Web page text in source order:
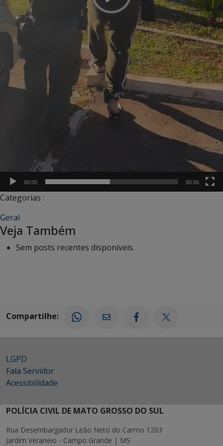
00:00 00:06
Categorias :
Geral
Veja Também
Sem posts recentes disponíveis.
Compartilhe:
LGPD
Fala Servidor
Acessibilidade
POLÍCIA CIVIL DE MATO GROSSO DO SUL
Rua Desembargador Leão Neto do Carmo 1203
Jardim Veraneio - Campo Grande | MS